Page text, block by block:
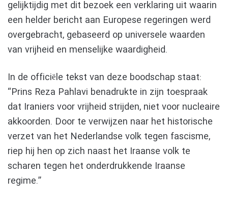
gelijktijdig met dit bezoek een verklaring uit waarin
een helder bericht aan Europese regeringen werd
overgebracht, gebaseerd op universele waarden
van vrijheid en menselijke waardigheid.
In de officiële tekst van deze boodschap staat:
“Prins Reza Pahlavi benadrukte in zijn toespraak
dat Iraniers voor vrijheid strijden, niet voor nucleaire
akkoorden. Door te verwijzen naar het historische
verzet van het Nederlandse volk tegen fascisme,
riep hij hen op zich naast het Iraanse volk te
scharen tegen het onderdrukkende Iraanse
regime.”